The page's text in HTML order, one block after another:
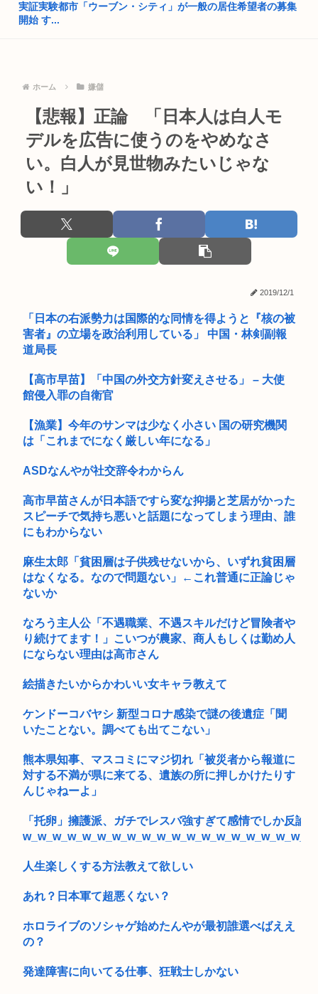
自民党「日本人56す56す56す56す56すコロスコロスコロ
ス…...
ドイツ人、熱中症で1ヶ月で9600人死亡www
普通の日本人「アレ..?まともな政治議論できんの『自民党』し
かな...
高市早苗「消費税減税の財源は今から考える」
部落民のことお前らの地域ってなんて言ってた？
中国大使館に侵入した自衛官（24）、動機を告白「中国の強硬
実証実験都市「ウーブン・シティ」が一般の居住希望者の募集
開始 す...
まんさん被災地に手作りおにぎりを出荷www
『ライザのアトリエ3』ウェディングドレス姿のライザがフィ
コーエイテクモ、ライザとおしゃべりできるゲームを発売。ム
チムチム...
【悲報】ポケポケ、1年で1600万人が引退・・・
高市早苗の熊本襲来時、被災者の声遮られていた！
きゃりーぱみゅぱみゅ、本名が「桐子」だと公表
まんさん「イキそうって言われたらなんて答えるのが一番い
い？」
【画像】『金田一少年の事件簿』で好きな死体ランキング１位
がこちら...
フナ釣りもハマりだすとヤバいんだよなぁ…
早稲田大生、複数名がゴールドカードのポイント詐欺で無銭飲
【報告者がキチ】帰宅すると嫁が息子（5ケ月）の風呂あがり
をパン1...
女子大生ってセクロスしてるくせに澄ました顔で授業受けてる
のは何故...
ホーム 嫌儲
【悲報】正論 「日本人は白人モ
デルを広告に使うのをやめなさ
い。白人が見世物みたいじゃな
い！」
2019/12/1
「日本の右派勢力は国際的な同情を得ようと『核の被
害者』の立場を政治利用している」 中国・林剣副報
道局長
【高市早苗】「中国の外交方針変えさせる」 – 大使
館侵入罪の自衛官
【漁業】今年のサンマは少なく小さい 国の研究機関
は「これまでになく厳しい年になる」
ASDなんやが社交辞令わからん
高市早苗さんが日本語ですら変な抑揚と芝居がかった
スピーチで気持ち悪いと話題になってしまう理由、誰
にもわからない
麻生太郎「貧困層は子供残せないから、いずれ貧困層
はなくなる。なので問題ない」←これ普通に正論じゃ
ないか
なろう主人公「不遇職業、不遇スキルだけど冒険者や
り続けてます！」こいつが農家、商人もしくは勤め人
にならない理由は高市さん
絵描きたいからかわいい女キャラ教えて
ケンドーコバヤシ 新型コロナ感染で謎の後遺症「聞
いたことない。調べても出てこない」
熊本県知事、マスコミにマジ切れ「被災者から報道に
対する不満が県に来てる、遺族の所に押しかけたりす
んじゃねーよ」
「托卵」擁護派、ガチでレスバ強すぎて感情でしか反論
人生楽しくする方法教えて欲しい
あれ？日本軍て超悪くない？
ホロライブのソシャゲ始めたんやが最初誰選べばええ
の？
発達障害に向いてる仕事、狂戦士しかない